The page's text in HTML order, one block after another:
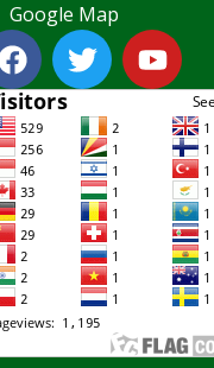
Google Map
F
a
c
e
b
o
o
k
T
w
i
t
t
e
r
Y
o
u